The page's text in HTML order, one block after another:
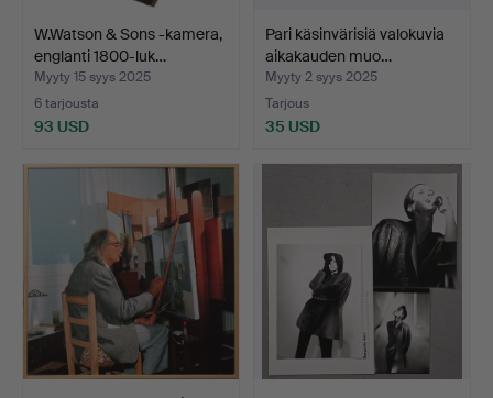
W.Watson & Sons -kamera,
englanti 1800-luk…
Myyty 15 syys 2025
6 tarjousta
93 USD
Pari käsinvärisiä valokuvia
aikakauden muo…
Myyty 2 syys 2025
Tarjous
35 USD